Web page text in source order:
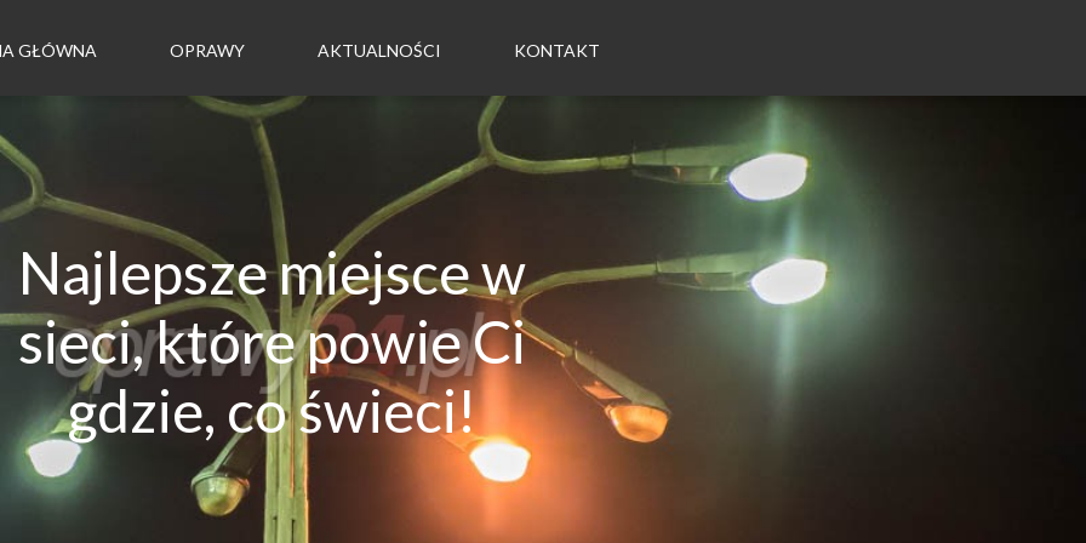
GŁÓWNA OPRAWY AKTUALNOŚCI KONTAKT
Najlepsze miejsce w
sieci, które powie Ci
gdzie, co świeci!